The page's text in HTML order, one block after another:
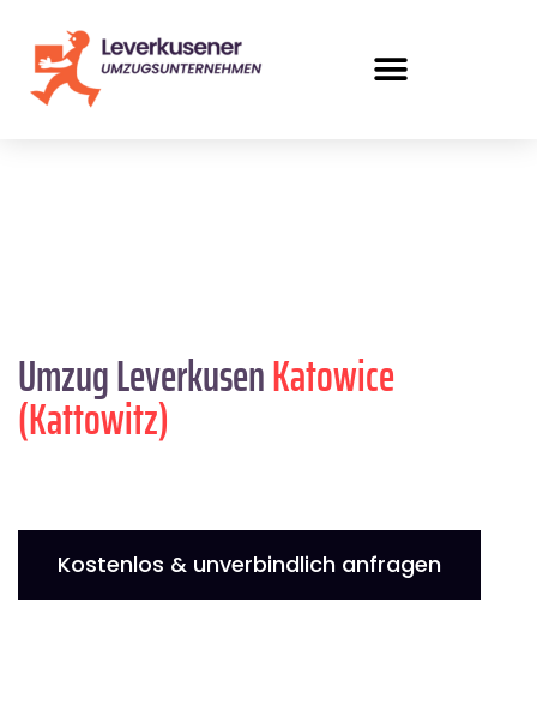
Umzug LeverkusenKatowice
(Kattowitz)
Kostenlos & unverbindlich anfragen